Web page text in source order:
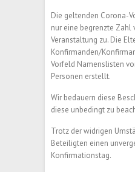
Die geltenden Corona-
nur eine begrenzte Zahl
Veranstaltung zu. Die
Konfirmanden/
Vorfeld Namenslisten
Personen erstellt.
Wir bedauern diese
diese unbedingt zu
Trotz der widrigen
Beteiligten einen
Konfirmationstag.